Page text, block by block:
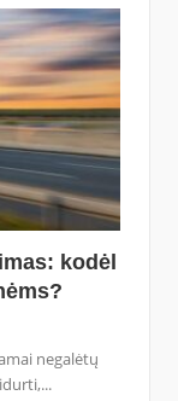
kodėl
negalėtų